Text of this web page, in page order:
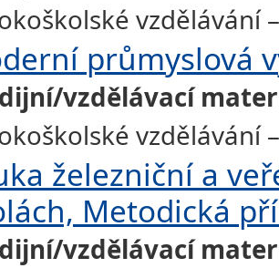
vzdělávání
průmyslová
vzdělávací
vzdělávání
železniční a
Metodická
vzdělávací